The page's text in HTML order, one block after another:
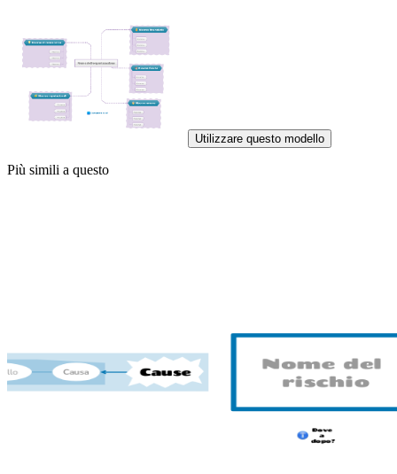
Utilizzare questo modello
Più simili a questo